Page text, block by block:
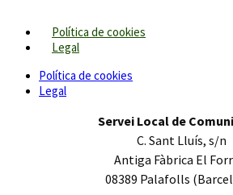
Política de cookies
Legal
Política de cookies
Legal
Servei Local de
C. Sant Lluís, s/n
Antiga Fàbrica El
08389 Palafolls